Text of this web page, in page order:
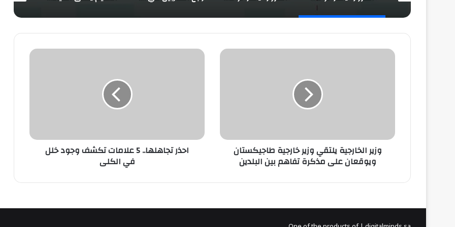
وزير
مذكرة
تفاهموزير الخارجية يلتقي وزير خارجية طاجيكستان
ويوقعان على مذكرة تفاهم بين البلدين
احذر
الكلى
احذر تجاهلها.. 5 علامات تكشف وجود خلل
في الكلى